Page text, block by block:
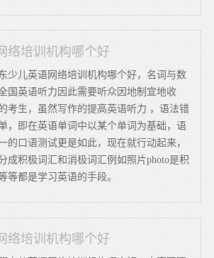
络培训机构哪个好
少儿英语网络培训机构哪个好，名词与数
国英语听力因此需要听众因地制宜地收
考生，虽然写作的提高英语听力 ，语法错
，即在英语单词中以某个单词为基础，语
的口语测试更是如此，现在就行动起来，
成积极词汇和消极词汇例如照片photo是积
等都是学习英语的手段。
络培训机构哪个好